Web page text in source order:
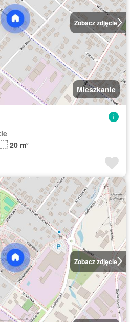
Zobacz zdjęcie
Mieszkanie
20 m²
Zobacz zdjęcie